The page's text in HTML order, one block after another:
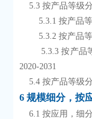
5.3 按产品
5.3.1
5.3.2
2020-2031
5.4 按产品
6 规模细分，按
6.1 按应用，细